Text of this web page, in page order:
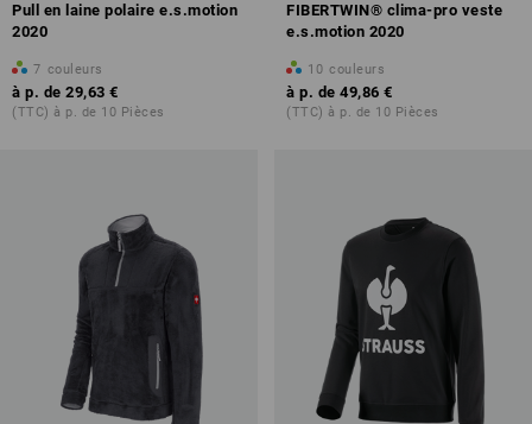
Pull en laine polaire e.s.motion
2020
7 couleurs
à p. de 29,63 €
(TTC) à p. de 10 Pièces
FIBERTWIN® clima-pro veste
e.s.motion 2020
10 couleurs
à p. de 49,86 €
(TTC) à p. de 10 Pièces